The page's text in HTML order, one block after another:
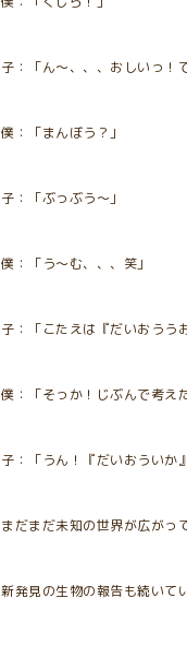
子：「ん～、、、おしいっ！
僕：「まんぼう？」
子：「ぶっぶう～」
僕：「う～む、、、笑」
子：「こたえは『だいおうう
僕：「そっか！じぶんで考え
子：「うん！『だいおういか
まだまだ未知の世界が広がっ
新発見の生物の報告も続いて